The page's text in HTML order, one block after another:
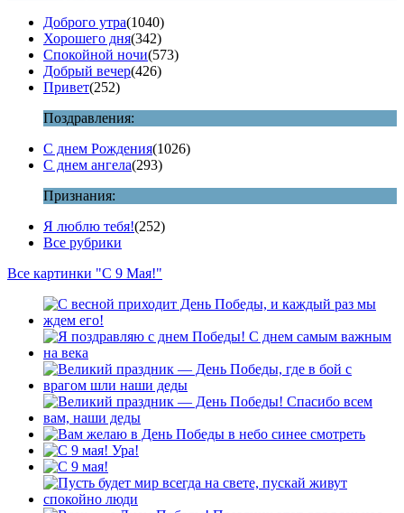
Доброго утра(1040)
Хорошего дня(342)
Спокойной ночи(573)
Добрый вечер(426)
Привет(252)
Поздравления:
С днем Рождения(1026)
С днем ангела(293)
Признания:
Я люблю тебя!(252)
Все рубрики
Все картинки "С 9 Мая!"